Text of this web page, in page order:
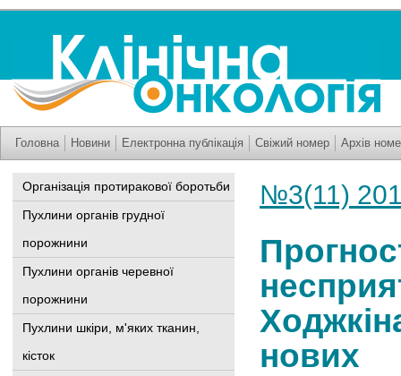
Головна Новини Електронна публікація Свіжий номер Архів
Організація протиракової боротьби
Пухлини органів грудної
порожнини
Пухлини органів черевної
порожнини
Пухлини шкіри, м'яких тканин,
кісток
№3(11)
нових